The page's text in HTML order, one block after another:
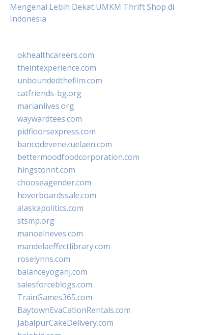
Mengenal Lebih Dekat UMKM Thrift Shop di
Indonesia
okhealthcareers.com
theintexperience.com
unboundedthefilm.com
catfriends-bg.org
marianlives.org
waywardtees.com
pidfloorsexpress.com
bancodevenezuelaen.com
bettermoodfoodcorporation.com
hingstonnt.com
chooseagender.com
hoverboardssale.com
alaskapolitics.com
stsmp.org
manoelneves.com
mandelaeffectlibrary.com
roselynns.com
balanceyoganj.com
salesforceblogs.com
TrainGames365.com
BaytownEvaCationRentals.com
JabalpurCakeDelivery.com